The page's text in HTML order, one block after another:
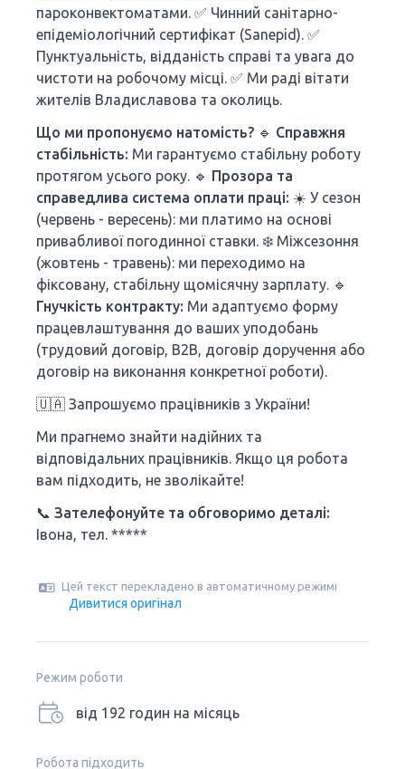
пароконвектоматами. ✅ Чинний санітарно-
епідеміологічний сертифікат (Sanepid). ✅
Пунктуальність, відданість справі та увага до
чистоти на робочому місці. ✅ Ми раді вітати
жителів Владиславова та околиць.
Що ми пропонуємо натомість? 🔹 Справжня
стабільність: Ми гарантуємо стабільну роботу
протягом усього року. 🔹 Прозора та
справедлива система оплати праці: ☀️ У сезон
(червень - вересень): ми платимо на основі
привабливої погодинної ставки. ❄️ Міжсезоння
(жовтень - травень): ми переходимо на
фіксовану, стабільну щомісячну зарплату. 🔹
Гнучкість контракту: Ми адаптуємо форму
працевлаштування до ваших уподобань
(трудовий договір, B2B, договір доручення або
договір на виконання конкретної роботи).
🇺🇦 Запрошуємо працівників з України!
Ми прагнемо знайти надійних та
відповідальних працівників. Якщо ця робота
вам підходить, не зволікайте!
📞 Зателефонуйте та обговоримо деталі:
Івона, тел. *****
Цей текст перекладено в автоматичному режимі
Дивитися оригінал
Режим роботи
від 192 годин на місяць
Робота підходить